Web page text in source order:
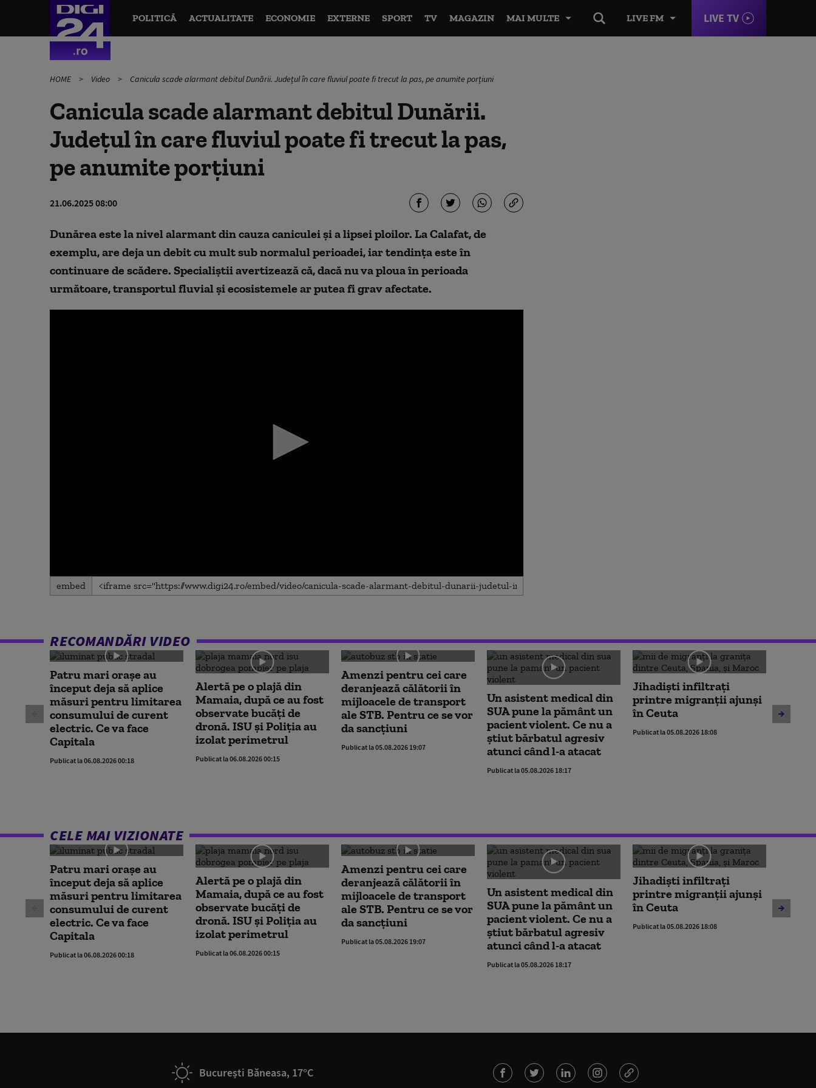
LIVE FM LIVE TV
POLITICĂ ACTUALITATE ECONOMIE EXTERNE SPORT TV MAGAZIN MAI MULTE
HOME Video Canicula scade alarmant debitul Dunării. Județul în care fluviul poate fi trecut la pas, pe anumite porțiuni
Canicula scade alarmant debitul Dunării.
Județul în care fluviul poate fi trecut la pas,
pe anumite porțiuni
21.06.2025 08:00
Dunărea este la nivel alarmant din cauza caniculei și a lipsei ploilor. La Calafat, de
exemplu, are deja un debit cu mult sub normalul perioadei, iar tendința este în
continuare de scădere. Specialiștii avertizează că, dacă nu va ploua în perioada
următoare, transportul fluvial și ecosistemele ar putea fi grav afectate.
0
seconds
embed
RECOMANDĂRI VIDEO
Patru mari orașe au
început deja să aplice
măsuri pentru limitarea
consumului de curent
electric. Ce va face
Capitala
Publicat la 06.08.2026 00:18
Alertă pe o plajă din
Mamaia, după ce au fost
observate bucăți de
dronă. ISU și Poliția au
izolat perimetrul
Publicat la 06.08.2026 00:15
Amenzi pentru cei care
deranjează călătorii în
mijloacele de transport
ale STB. Pentru ce se vor
da sancțiuni
Publicat la 05.08.2026 19:07
Un asistent medical din
SUA pune la pământ un
pacient violent. Ce nu a
știut bărbatul agresiv
atunci când l-a atacat
Publicat la 05.08.2026 18:17
Jihadiști infiltrați
printre migranții ajunși
în Ceuta
Publicat la 05.08.2026 18:08
nou
CELE MAI VIZIONATE
Patru mari orașe au
început deja să aplice
măsuri pentru limitarea
consumului de curent
electric. Ce va face
Capitala
Publicat la 06.08.2026 00:18
Alertă pe o plajă din
Mamaia, după ce au fost
observate bucăți de
dronă. ISU și Poliția au
izolat perimetrul
Publicat la 06.08.2026 00:15
Amenzi pentru cei care
deranjează călătorii în
mijloacele de transport
ale STB. Pentru ce se vor
da sancțiuni
Publicat la 05.08.2026 19:07
Un asistent medical din
SUA pune la pământ un
pacient violent. Ce nu a
știut bărbatul agresiv
atunci când l-a atacat
Publicat la 05.08.2026 18:17
Jihadiști infiltrați
printre migranții ajunși
în Ceuta
Publicat la 05.08.2026 18:08
nou
București Băneasa, 17°C